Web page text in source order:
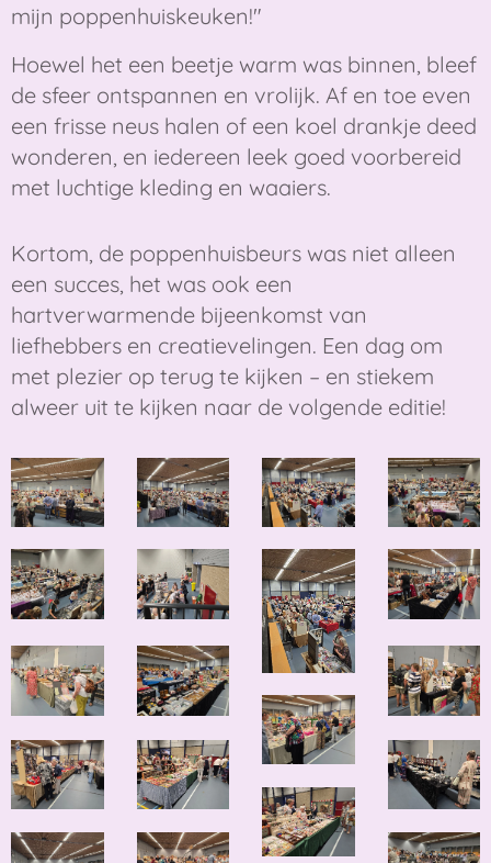
mijn poppenhuiskeuken!"
Hoewel het een beetje warm was binnen, bleef
de sfeer ontspannen en vrolijk. Af en toe even
een frisse neus halen of een koel drankje deed
wonderen, en iedereen leek goed voorbereid
met luchtige kleding en waaiers.
Kortom, de poppenhuisbeurs was niet alleen
een succes, het was ook een
hartverwarmende bijeenkomst van
liefhebbers en creatievelingen. Een dag om
met plezier op terug te kijken – en stiekem
alweer uit te kijken naar de volgende editie!